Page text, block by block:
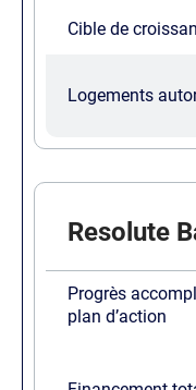
Cible de
Logements
Resolute
Progrès
plan d’action